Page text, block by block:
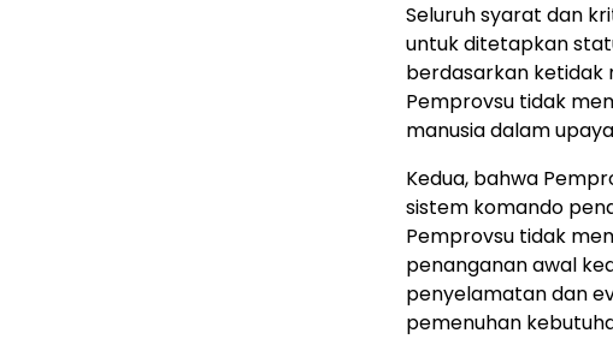
Seluruh syarat dan
untuk ditetapkan
berdasarkan ketidak
Pemprovsu tidak
manusia dalam
Kedua, bahwa
sistem komando
Pemprovsu tidak
penanganan awal
penyelamatan dan
pemenuhan